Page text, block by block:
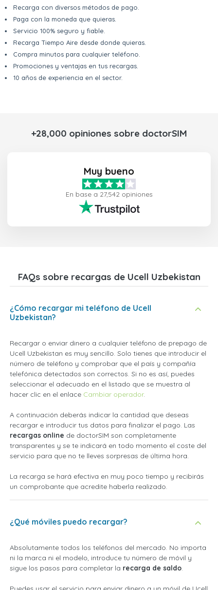
Recarga con diversos métodos de pago.
Paga con la moneda que quieras.
Servicio 100% seguro y fiable.
Recarga Tiempo Aire desde donde quieras.
Compra minutos para cualquier teléfono.
Promociones y ventajas en tus recargas.
10 años de experiencia en el sector.
+28,000 opiniones sobre doctorSIM
Muy bueno
En base a 27,542 opiniones
FAQs sobre recargas de Ucell Uzbekistan
¿Cómo recargar mi teléfono de Ucell
Uzbekistan?
Recargar o enviar dinero a cualquier teléfono de prepago de
Ucell Uzbekistan es muy sencillo. Solo tienes que introducir el
número de teléfono y comprobar que el país y compañía
telefónica detectados son correctos. Si no es así, puedes
seleccionar el adecuado en el listado que se muestra al
hacer clic en el enlace Cambiar operador.
A continuación deberás indicar la cantidad que deseas
recargar e introducir tus datos para finalizar el pago. Las
recargas online de doctorSIM son completamente
transparentes y se te indicará en todo momento el coste del
servicio para que no te lleves sorpresas de última hora.
La recarga se hará efectiva en muy poco tiempo y recibirás
un comprobante que acredite haberla realizado.
¿Qué móviles puedo recargar?
Absolutamente todos los teléfonos del mercado. No importa
ni la marca ni el modelo, introduce tu número de móvil y
sigue los pasos para completar la recarga de saldo.